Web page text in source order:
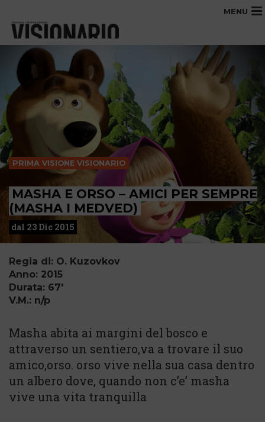
MENU
PRIMA VISIONE VISIONARIO
MASHA E ORSO – AMICI PER SEMPRE
(MASHA I MEDVED)
dal 23 Dic 2015
Regia di: O. Kuzovkov
Anno: 2015
Durata: 67'
V.M.: n/p
Masha abita ai margini del bosco e
attraverso un sentiero,va a trovare il suo
amico,orso. orso vive nella sua casa dentro
un albero dove, quando non c’e’ masha
vive una vita tranquilla